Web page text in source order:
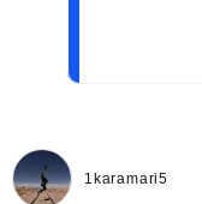
1karamari5